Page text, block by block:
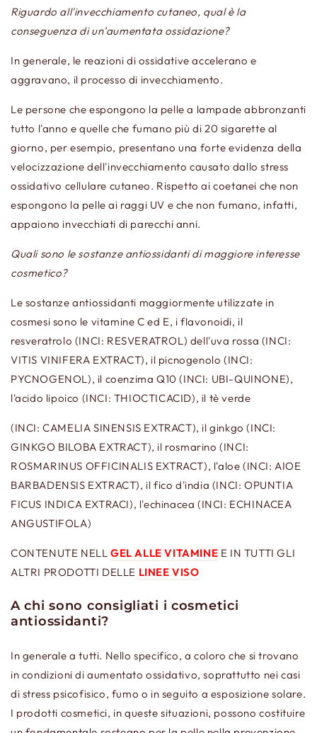
Riguardo all'invecchiamento cutaneo, qual è la
conseguenza di un’aumentata ossidazione?
In generale, le reazioni di ossidative accelerano e
aggravano, il processo di invecchiamento.
Le persone che espongono la pelle a lampade abbronzanti
tutto l'anno e quelle che fumano più di 20 sigarette al
giorno, per esempio, presentano una forte evidenza della
velocizzazione dell'invecchiamento causato dallo stress
ossidativo cellulare cutaneo. Rispetto ai coetanei che non
espongono la pelle ai raggi UV e che non fumano, infatti,
appaiono invecchiati di parecchi anni.
Quali sono le sostanze antiossidanti di maggiore interesse
cosmetico?
Le sostanze antiossidanti maggiormente utilizzate in
cosmesi sono le vitamine C ed E, i flavonoidi, il
resveratrolo (INCI: RESVERATROL) dell'uva rossa (INCI:
VITIS VINIFERA EXTRACT), il picnogenolo (INCI:
PYCNOGENOL), il coenzima Q10 (INCI: UBI-QUINONE),
l'acido lipoico (INCI: THIOCTICACID), il tè verde
(INCI: CAMELIA SINENSIS EXTRACT), il ginkgo (INCI:
GINKGO BILOBA EXTRACT), il rosmarino (INCI:
ROSMARINUS OFFICINALIS EXTRACT), l'aloe (INCI: AIOE
BARBADENSIS EXTRACT), il fico d'india (INCI: OPUNTIA
FICUS INDICA EXTRACI), l'echinacea (INCI: ECHINACEA
ANGUSTIFOLA)
CONTENUTE NELL GEL ALLE VITAMINE E IN TUTTI GLI
ALTRI PRODOTTI DELLE LINEE VISO
A chi sono consigliati i cosmetici
antiossidanti?
In generale a tutti. Nello specifico, a coloro che si trovano
in condizioni di aumentato ossidativo, soprattutto nei casi
di stress psicofisico, fumo o in seguito a esposizione solare.
I prodotti cosmetici, in queste situazioni, possono costituire